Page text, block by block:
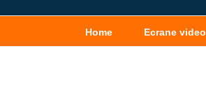
Home Ecrane video